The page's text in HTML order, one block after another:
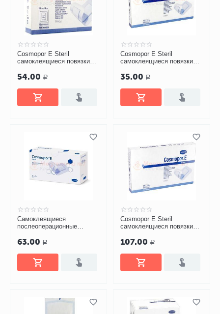
Cosmopor E Steril
самоклеящиеся повязки
54.00 Р
Cosmopor E Steril
самоклеящиеся повязки
35.00 Р
Самоклеящиеся
послеоперационные
steril 15х8см
63.00 Р
Cosmopor E Steril
самоклеящиеся повязки
107.00 Р